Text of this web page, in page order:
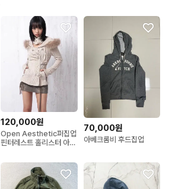
120,000원
Open Aesthetic퍼집업
핀터레스트 홀리스터 아베
70,000원
아베크롬비 후드집업